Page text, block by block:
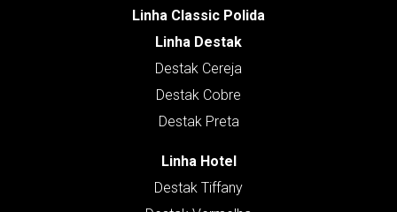
Linha Classic Polida
Linha Destak
Destak Cereja
Destak Cobre
Destak Preta
Linha Hotel
Destak Tiffany